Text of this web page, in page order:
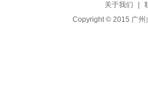
关于我们
Copyright © 2015 广州